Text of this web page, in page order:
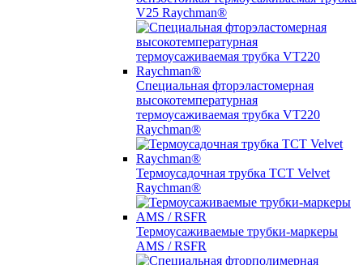
V25 Raychman®
Специальная фторэластомерная
высокотемпературная
термоусаживаемая трубка VT220
Raychman®
Термоусадочная трубка TCT Velvet
Raychman®
Термоусаживаемые трубки-маркеры
AMS / RSFR